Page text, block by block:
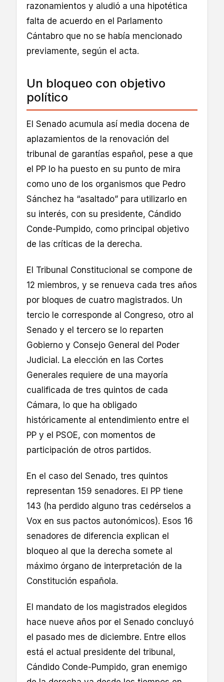
razonamientos y aludió a una hipotética
falta de acuerdo en el Parlamento
Cántabro que no se había mencionado
previamente, según el acta.
Un bloqueo con objetivo
político
El Senado acumula así media docena de
aplazamientos de la renovación del
tribunal de garantías español, pese a que
el PP lo ha puesto en su punto de mira
como uno de los organismos que Pedro
Sánchez ha “asaltado” para utilizarlo en
su interés, con su presidente, Cándido
Conde-Pumpido, como principal objetivo
de las críticas de la derecha.
El Tribunal Constitucional se compone de
12 miembros, y se renueva cada tres años
por bloques de cuatro magistrados. Un
tercio le corresponde al Congreso, otro al
Senado y el tercero se lo reparten
Gobierno y Consejo General del Poder
Judicial. La elección en las Cortes
Generales requiere de una mayoría
cualificada de tres quintos de cada
Cámara, lo que ha obligado
históricamente al entendimiento entre el
PP y el PSOE, con momentos de
participación de otros partidos.
En el caso del Senado, tres quintos
representan 159 senadores. El PP tiene
143 (ha perdido alguno tras cedérselos a
Vox en sus pactos autonómicos). Esos 16
senadores de diferencia explican el
bloqueo al que la derecha somete al
máximo órgano de interpretación de la
Constitución española.
El mandato de los magistrados elegidos
hace nueve años por el Senado concluyó
el pasado mes de diciembre. Entre ellos
está el actual presidente del tribunal,
Cándido Conde-Pumpido, gran enemigo